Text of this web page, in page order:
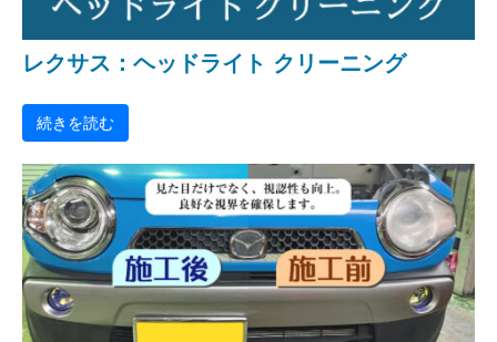
レクサス：ヘッドライト クリーニング
続きを読む